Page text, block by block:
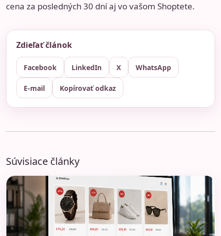
cena za posledných 30 dní aj vo vašom Shoptete.
Zdieľať článok
Facebook LinkedIn X WhatsApp
E-mail Kopírovať odkaz
Súvisiace články